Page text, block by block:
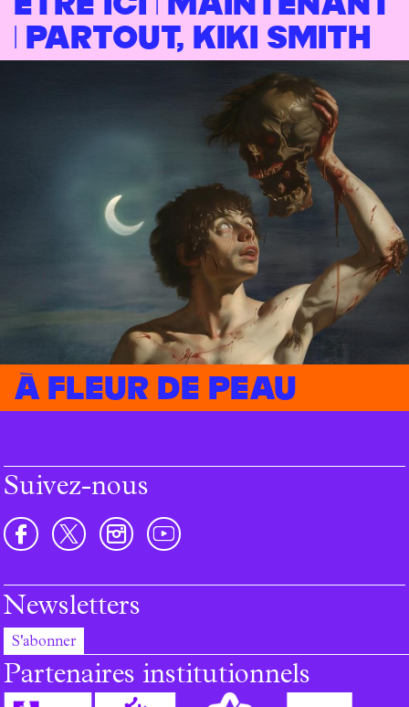
| Partout, Kiki Smith
À fleur de peau
Suivez-nous
Newsletters
S'abonner
Partenaires institutionnels